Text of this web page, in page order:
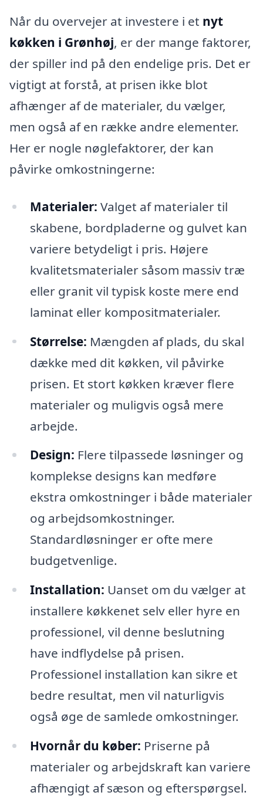
Når du overvejer at investere i et nyt
køkken i Grønhøj, er der mange faktorer,
der spiller ind på den endelige pris. Det er
vigtigt at forstå, at prisen ikke blot
afhænger af de materialer, du vælger,
men også af en række andre elementer.
Her er nogle nøglefaktorer, der kan
påvirke omkostningerne:
Materialer: Valget af materialer til
skabene, bordpladerne og gulvet kan
variere betydeligt i pris. Højere
kvalitetsmaterialer såsom massiv træ
eller granit vil typisk koste mere end
laminat eller kompositmaterialer.
Størrelse: Mængden af plads, du skal
dække med dit køkken, vil påvirke
prisen. Et stort køkken kræver flere
materialer og muligvis også mere
arbejde.
Design: Flere tilpassede løsninger og
komplekse designs kan medføre
ekstra omkostninger i både materialer
og arbejdsomkostninger.
Standardløsninger er ofte mere
budgetvenlige.
Installation: Uanset om du vælger at
installere køkkenet selv eller hyre en
professionel, vil denne beslutning
have indflydelse på prisen.
Professionel installation kan sikre et
bedre resultat, men vil naturligvis
også øge de samlede omkostninger.
Hvornår du køber: Priserne på
materialer og arbejdskraft kan variere
afhængigt af sæson og efterspørgsel.